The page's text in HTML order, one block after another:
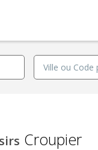
Croupier